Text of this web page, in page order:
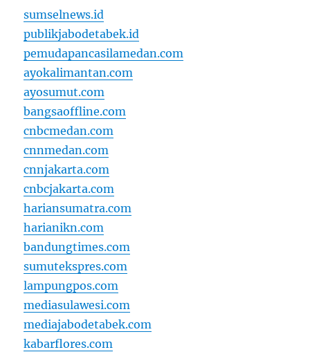
sumselnews.id
publikjabodetabek.id
pemudapancasilamedan.com
ayokalimantan.com
ayosumut.com
bangsaoffline.com
cnbcmedan.com
cnnmedan.com
cnnjakarta.com
cnbcjakarta.com
hariansumatra.com
harianikn.com
bandungtimes.com
sumutekspres.com
lampungpos.com
mediasulawesi.com
mediajabodetabek.com
kabarflores.com